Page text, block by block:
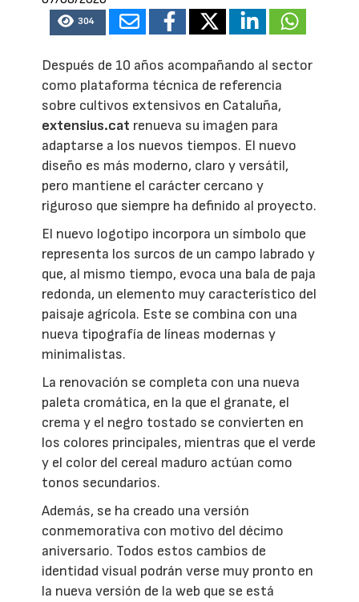
304
Después de 10 años acompañando al sector
como plataforma técnica de referencia
sobre cultivos extensivos en Cataluña,
extensius.cat renueva su imagen para
adaptarse a los nuevos tiempos. El nuevo
diseño es más moderno, claro y versátil,
pero mantiene el carácter cercano y
riguroso que siempre ha definido al proyecto.
El nuevo logotipo incorpora un símbolo que
representa los surcos de un campo labrado y
que, al mismo tiempo, evoca una bala de paja
redonda, un elemento muy característico del
paisaje agrícola. Este se combina con una
nueva tipografía de líneas modernas y
minimalistas.
La renovación se completa con una nueva
paleta cromática, en la que el granate, el
crema y el negro tostado se convierten en
los colores principales, mientras que el verde
y el color del cereal maduro actúan como
tonos secundarios.
Además, se ha creado una versión
conmemorativa con motivo del décimo
aniversario. Todos estos cambios de
identidad visual podrán verse muy pronto en
la nueva versión de la web que se está